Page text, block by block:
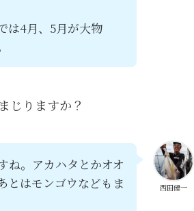
は4月、5月が大物
じりますか？
西田健一
ね。アカハタとかオオ
とはモンゴウなどもま